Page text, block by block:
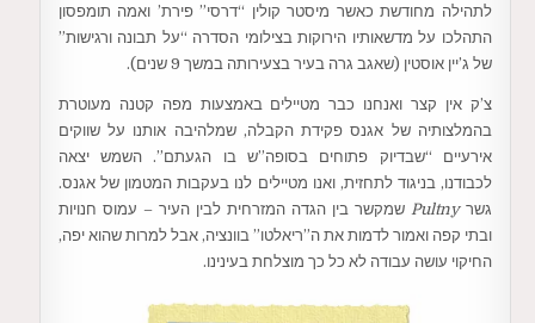
לתהילה מחודשת כאשר מיסטר קולין “דרסי” פירת’ ואמה תומפסון
התהלכו על מדשאותיו הירוקות בצילומי הסדרה “על תבונה ורגישות”
של ג’יין אוסטין (שאגב גרה בעיר בצעירותה במשך 9 שנים).
צ’ק אין קצר ואנחנו כבר מטיילים באמצעות מפה קטנה מעוטרת
בהמלצותיה של אגנס פקידת הקבלה, שמלהיבה אותנו על שווקים
אירעיים “שבדיוק פתוחים בסופה”ש בו הגעתם”. השמש יצאה
לכבודנו, בניגוד לתחזית, ואנו מטיילים לנו בעקבות המטמון של אגנס.
גשרPultny שמקשר בין הגדה המזרחית לבין העיר – עמוס חנויות
ובתי קפה ואמור לדמות את ה”ריאלטו” בוונציה, אבל למרות שהוא יפה,
החיקוי עושה עבודה לא כל כך מוצלחת בעינינו.